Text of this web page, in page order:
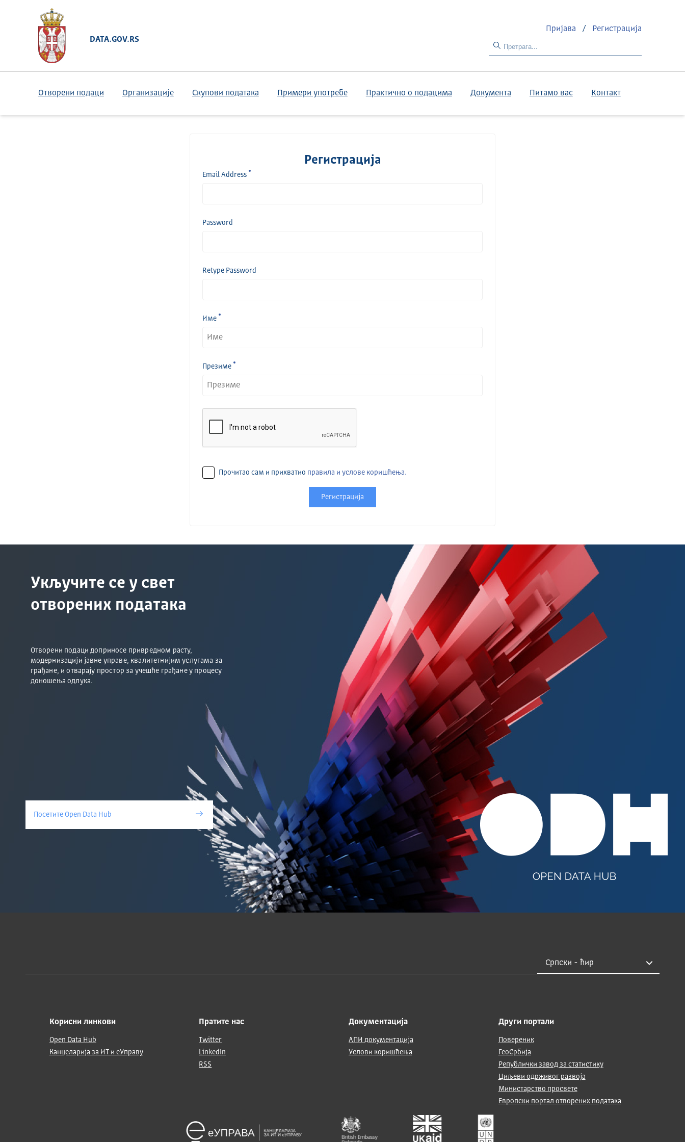
DATA.GOV.RS
Пријава / Регистрација
Отворени подаци Организације Скупови података Примери употребе Практично о подацима Документа Питамо вас Контакт
Регистрација
Email Address
Password
Retype Password
Име
Презиме
Прочитао сам и прихватио правила и услове коришћења.
Регистрација
Укључите се у свет
отворених података
Отворени подаци доприносе привредном расту,
модернизацији јавне управе, квалитетнијим услугама за
грађане, и отварају простор за учешће грађане у процесу
доношења одлука.
Посетите Open Data Hub
Корисни линкови
Open Data Hub
Канцеларија за ИТ и еУправу
Пратите нас
Twitter
LinkedIn
RSS
Документација
АПИ документација
Услови коришћења
Други портали
Повереник
ГеоСрбија
Републички завод за статистику
Циљеви одрживог развоја
Министарство просвете
Европски портал отворених података